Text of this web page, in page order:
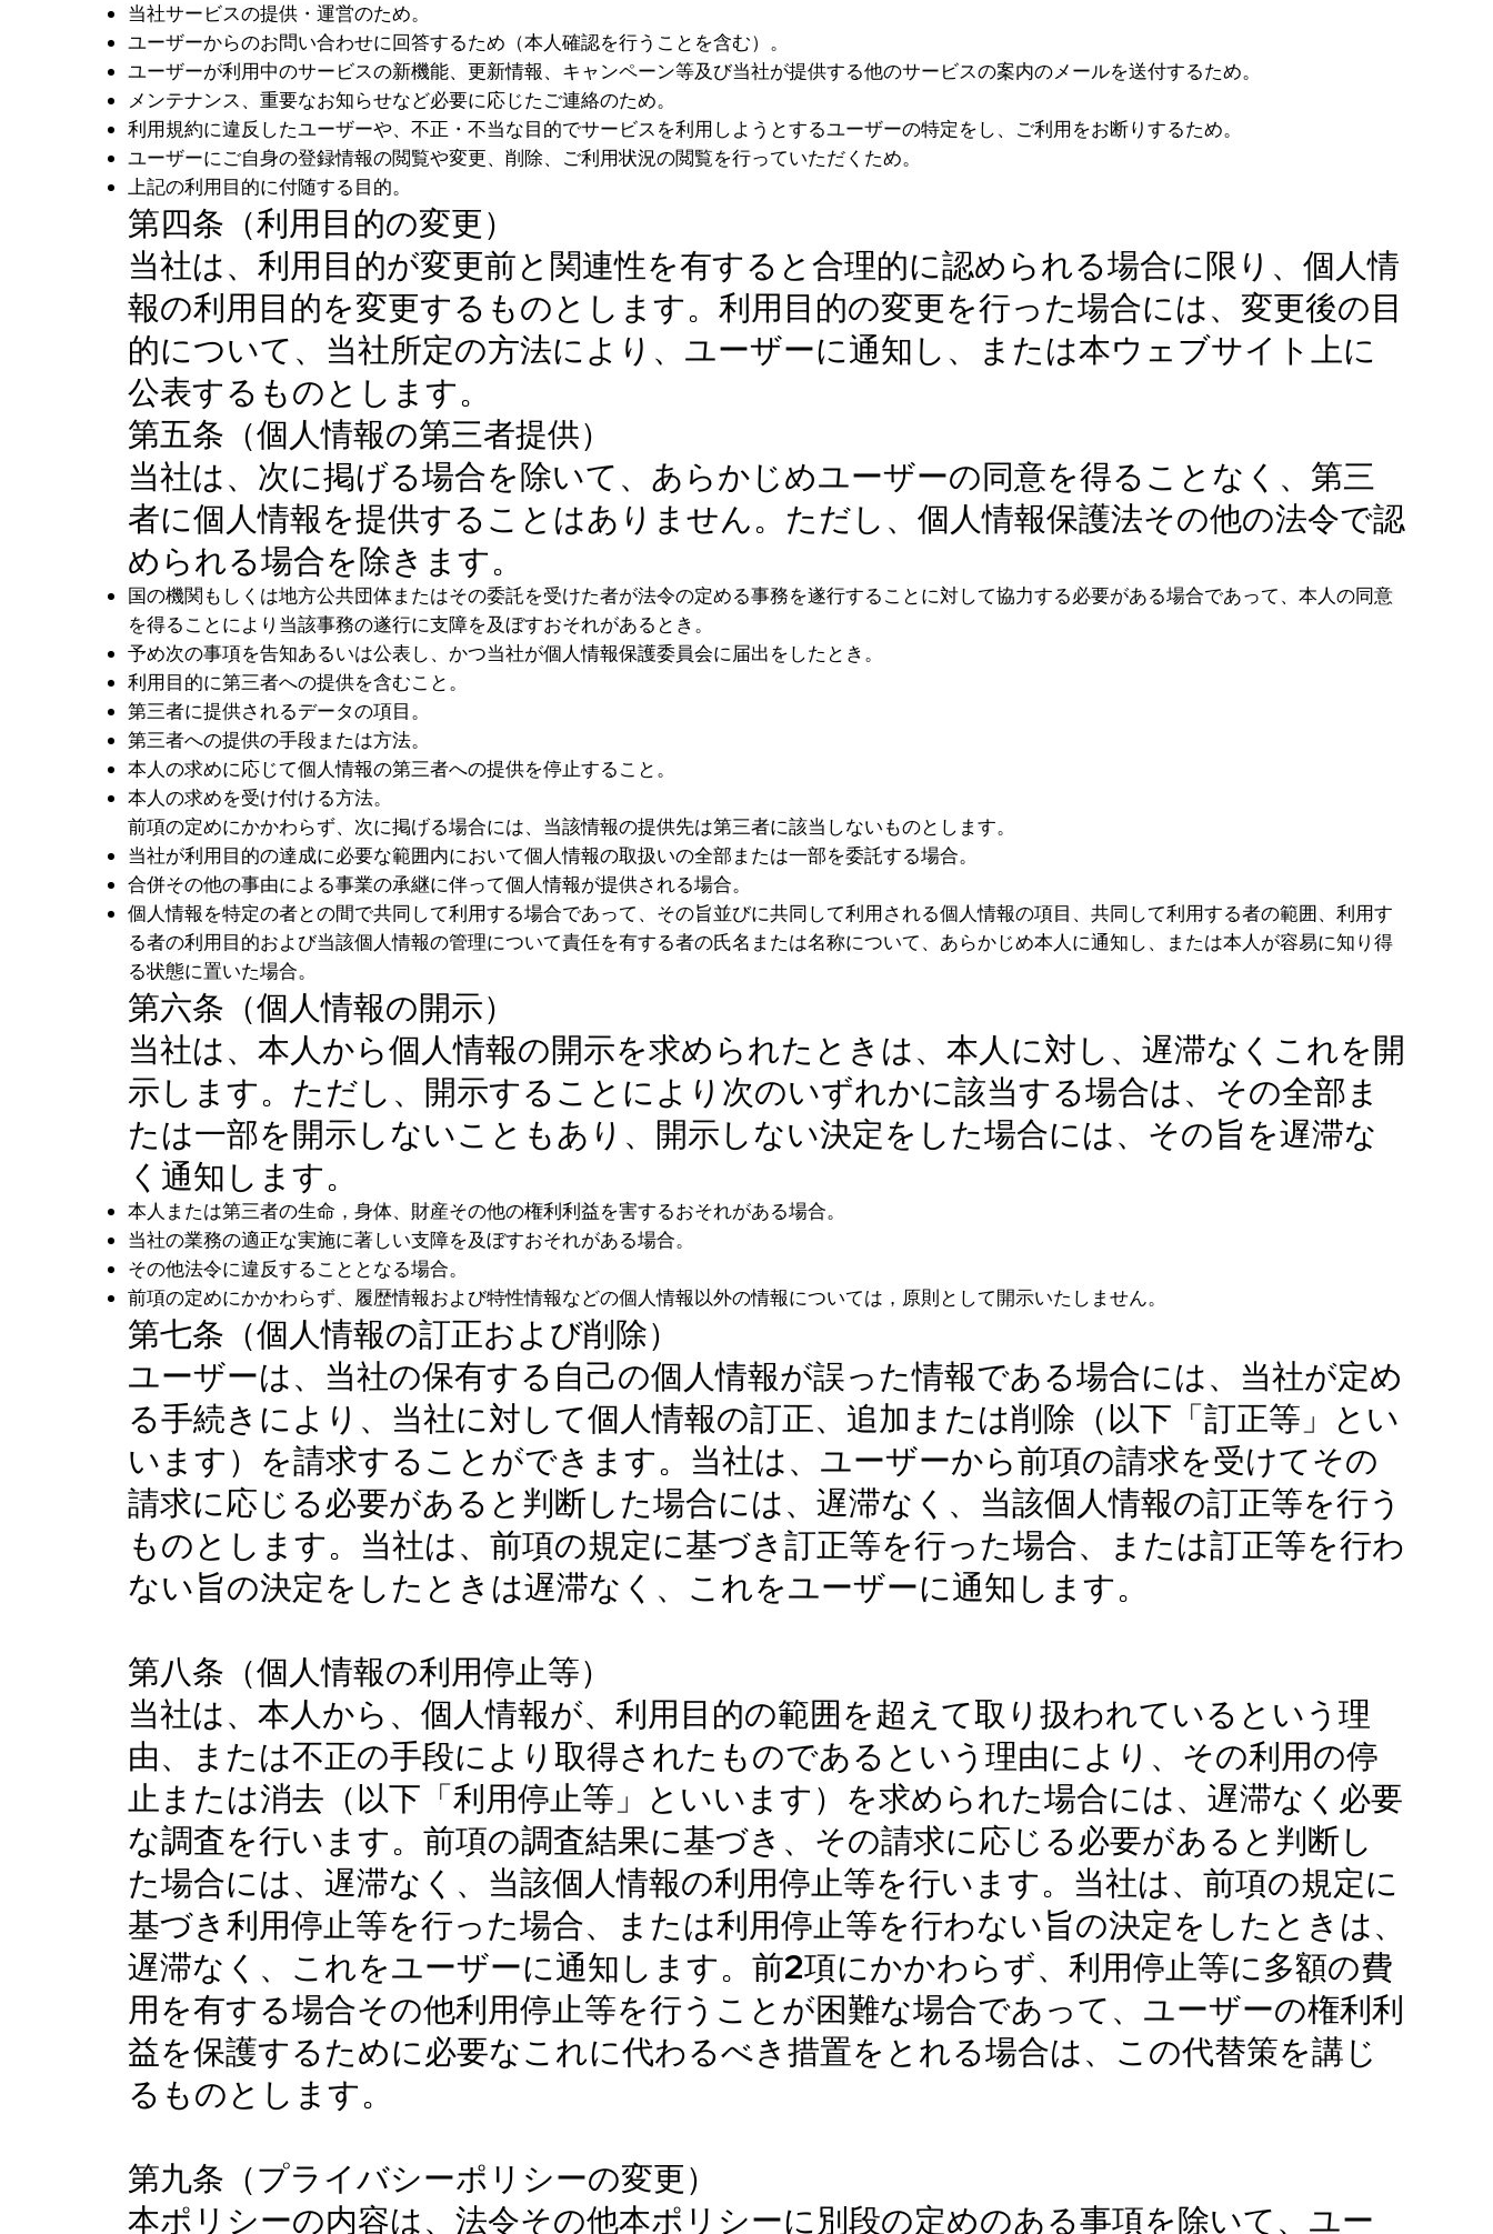
当社サービスの提供・運営のため。
ユーザーからのお問い合わせに回答するため（本人確認を行うことを含む）。
ユーザーが利用中のサービスの新機能、更新情報、キャンペーン等及び当社が提供する他のサービスの案内のメールを送付するため。
メンテナンス、重要なお知らせなど必要に応じたご連絡のため。
利用規約に違反したユーザーや、不正・不当な目的でサービスを利用しようとするユーザーの特定をし、ご利用をお断りするため。
ユーザーにご自身の登録情報の閲覧や変更、削除、ご利用状況の閲覧を行っていただくため。
上記の利用目的に付随する目的。
第四条（利用目的の変更）
当社は、利用目的が変更前と関連性を有すると合理的に認められる場合に限り、個人情
報の利用目的を変更するものとします。利用目的の変更を行った場合には、変更後の目
的について、当社所定の方法により、ユーザーに通知し、または本ウェブサイト上に
公表するものとします。
第五条（個人情報の第三者提供）
当社は、次に掲げる場合を除いて、あらかじめユーザーの同意を得ることなく、第三
者に個人情報を提供することはありません。ただし、個人情報保護法その他の法令で認
められる場合を除きます。
国の機関もしくは地方公共団体またはその委託を受けた者が法令の定める事務を遂行することに対して協力する必要がある場合であって、本人の同意
を得ることにより当該事務の遂行に支障を及ぼすおそれがあるとき。
予め次の事項を告知あるいは公表し、かつ当社が個人情報保護委員会に届出をしたとき。
利用目的に第三者への提供を含むこと。
第三者に提供されるデータの項目。
第三者への提供の手段または方法。
本人の求めに応じて個人情報の第三者への提供を停止すること。
本人の求めを受け付ける方法。
前項の定めにかかわらず、次に掲げる場合には、当該情報の提供先は第三者に該当しないものとします。
当社が利用目的の達成に必要な範囲内において個人情報の取扱いの全部または一部を委託する場合。
合併その他の事由による事業の承継に伴って個人情報が提供される場合。
個人情報を特定の者との間で共同して利用する場合であって、その旨並びに共同して利用される個人情報の項目、共同して利用する者の範囲、利用す
る者の利用目的および当該個人情報の管理について責任を有する者の氏名または名称について、あらかじめ本人に通知し、または本人が容易に知り得
る状態に置いた場合。
第六条（個人情報の開示）
当社は、本人から個人情報の開示を求められたときは、本人に対し、遅滞なくこれを開
示します。ただし、開示することにより次のいずれかに該当する場合は、その全部ま
たは一部を開示しないこともあり、開示しない決定をした場合には、その旨を遅滞な
く通知します。
本人または第三者の生命，身体、財産その他の権利利益を害するおそれがある場合。
当社の業務の適正な実施に著しい支障を及ぼすおそれがある場合。
その他法令に違反することとなる場合。
前項の定めにかかわらず、履歴情報および特性情報などの個人情報以外の情報については，原則として開示いたしません。
第七条（個人情報の訂正および削除）
ユーザーは、当社の保有する自己の個人情報が誤った情報である場合には、当社が定め
る手続きにより、当社に対して個人情報の訂正、追加または削除（以下「訂正等」とい
います）を請求することができます。当社は、ユーザーから前項の請求を受けてその
請求に応じる必要があると判断した場合には、遅滞なく、当該個人情報の訂正等を行う
ものとします。当社は、前項の規定に基づき訂正等を行った場合、または訂正等を行わ
ない旨の決定をしたときは遅滞なく、これをユーザーに通知します。
第八条（個人情報の利用停止等）
当社は、本人から、個人情報が、利用目的の範囲を超えて取り扱われているという理
由、または不正の手段により取得されたものであるという理由により、その利用の停
止または消去（以下「利用停止等」といいます）を求められた場合には、遅滞なく必要
な調査を行います。前項の調査結果に基づき、その請求に応じる必要があると判断し
た場合には、遅滞なく、当該個人情報の利用停止等を行います。当社は、前項の規定に
基づき利用停止等を行った場合、または利用停止等を行わない旨の決定をしたときは、
遅滞なく、これをユーザーに通知します。前2項にかかわらず、利用停止等に多額の費
用を有する場合その他利用停止等を行うことが困難な場合であって、ユーザーの権利利
益を保護するために必要なこれに代わるべき措置をとれる場合は、この代替策を講じ
るものとします。
第九条（プライバシーポリシーの変更）
本ポリシーの内容は、法令その他本ポリシーに別段の定めのある事項を除いて、ユー